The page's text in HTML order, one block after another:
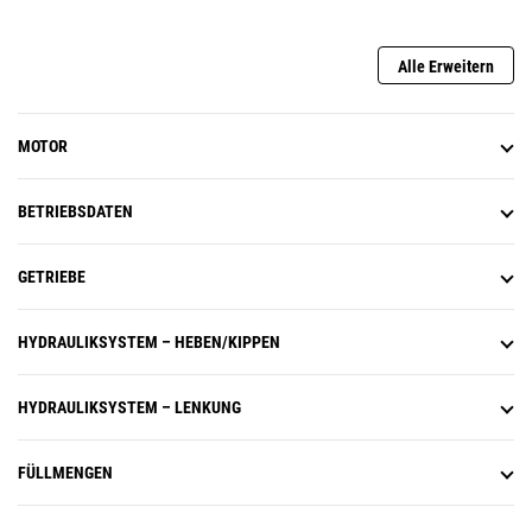
Alle Erweitern
MOTOR
BETRIEBSDATEN
GETRIEBE
HYDRAULIKSYSTEM – HEBEN/KIPPEN
HYDRAULIKSYSTEM – LENKUNG
FÜLLMENGEN